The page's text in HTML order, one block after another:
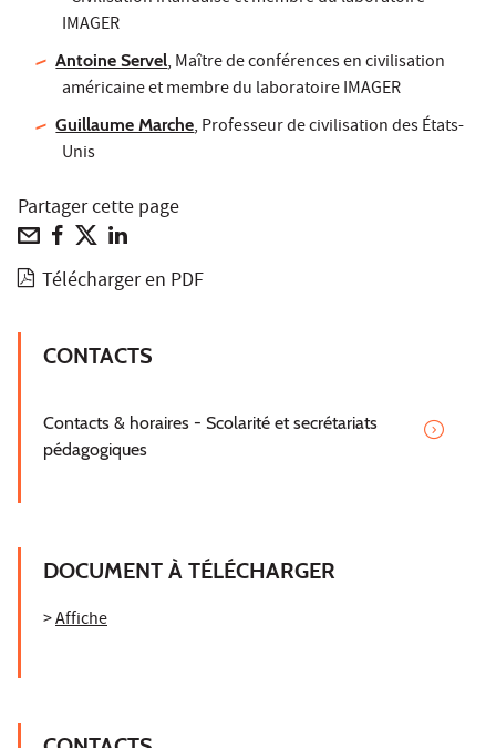
IMAGER
Antoine Servel, Maître de conférences en civilisation
américaine et membre du laboratoire IMAGER
Guillaume Marche, Professeur de civilisation des États-
Unis
Partager cette page
Télécharger en PDF
CONTACTS
Contacts & horaires - Scolarité et secrétariats
pédagogiques
DOCUMENT À TÉLÉCHARGER
>Affiche